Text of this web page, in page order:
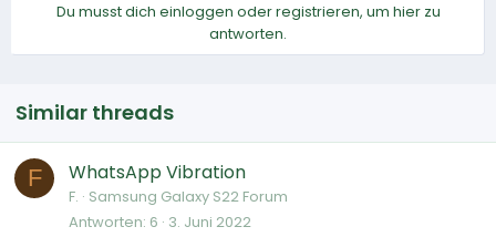
Du musst dich einloggen oder registrieren, um hier zu
antworten.
Similar threads
F WhatsApp Vibration
F. Samsung Galaxy S22 Forum
Antworten 6 3. Juni 2022